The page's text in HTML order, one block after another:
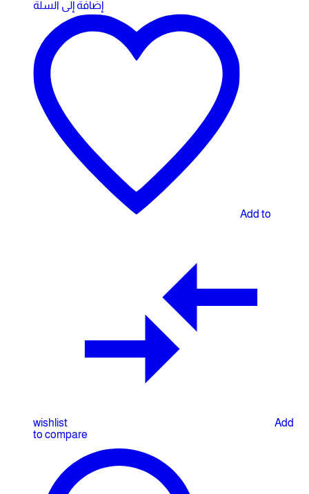
إضافة إلى السلة
Add to
wishlist
Add
to compare